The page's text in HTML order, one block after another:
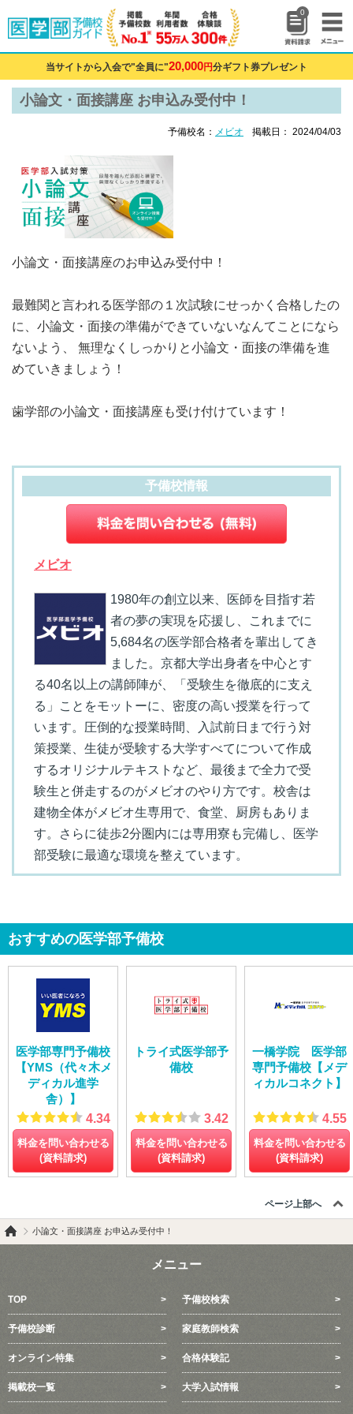
0
当サイトから入会で"全員に"20,000円分ギフト券プレゼント
小論文・面接講座 お申込み受付中！
予備校名： メビオ 掲載日： 2024/04/03
小論文・面接講座のお申込み受付中！
最難関と言われる医学部の１次試験にせっかく合格したの
に、小論文・面接の準備ができていないなんてことになら
ないよう、 無理なくしっかりと小論文・面接の準備を進
めていきましょう！
歯学部の小論文・面接講座も受け付けています！
予備校情報
メビオ
1980年の創立以来、医師を目指す若
者の夢の実現を応援し、これまでに
5,684名の医学部合格者を輩出してき
ました。京都大学出身者を中心とす
る40名以上の講師陣が、「受験生を徹底的に支え
る」ことをモットーに、密度の高い授業を行って
います。圧倒的な授業時間、入試前日まで行う対
策授業、生徒が受験する大学すべてについて作成
するオリジナルテキストなど、最後まで全力で受
験生と併走するのがメビオのやり方です。校舎は
建物全体がメビオ生専用で、食堂、厨房もありま
す。さらに徒歩2分圏内には専用寮も完備し、医学
部受験に最適な環境を整えています。
おすすめの医学部予備校
医学部専門予備校
【YMS（代々木メ
ディカル進学
舎）】
4.34
料金を問い合わせる
(資料請求)
トライ式医学部予
備校
3.42
料金を問い合わせる
(資料請求)
一橋学院 医学部
専門予備校【メデ
ィカルコネクト】
4.55
料金を問い合わせる
(資料請求)
ページ上部へ
小論文・面接講座 お申込み受付中！
メニュー
TOP 予備校検索
予備校診断 家庭教師検索
オンライン特集 合格体験記
掲載校一覧 大学入試情報